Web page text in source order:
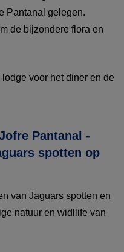
Pantanal gelegen.
de bijzondere flora en
voor het diner en de
Pantanal -
spotten op
van Jaguars spotten en
natuur en widllife van